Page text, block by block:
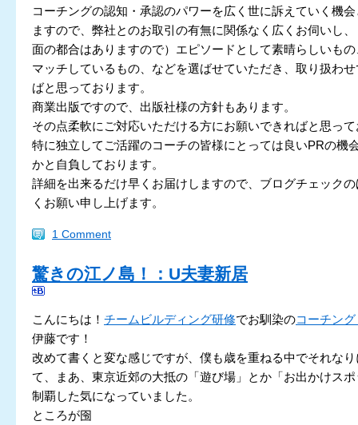
コーチングの認知・承認のパワーを広く世に訴えていく機
ますので、弊社とのお取引の有無に関係なく広くお伺いし
面の都合はありますので）エピソードとして素晴らしいも
マッチしているもの、などを選ばせていただき、取り扱わ
ばと思っております。
商業出版ですので、出版社様の方針もあります。
その点柔軟にご対応いただける方にお願いできればと思っ
特に独立してご活躍のコーチの皆様にとっては良いPRの機
かと自負しております。
詳細を出来るだけ早くお届けしますので、ブログチェック
くお願い申し上げます。
1 Comment
驚きの江ノ島！：U夫妻新居
こんにちは！ チームビルディング研修でお馴染のコーチン
伊藤です！
改めて書くと変な感じですが、僕も歳を重ねる中でそれな
て、まあ、東京近郊の大抵の「遊び場」とか「お出かけス
制覇した気になっていました。
ところが囹